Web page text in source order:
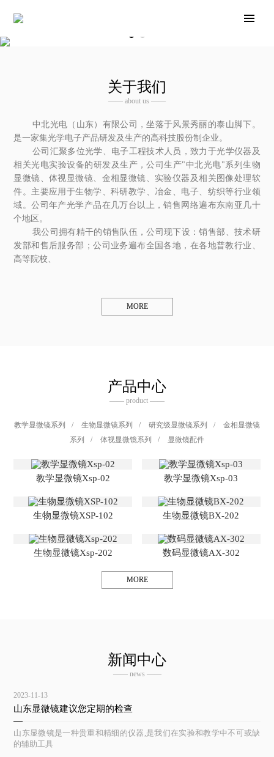
关于我们
—— about us ——
中北光电（山东）有限公司，坐落于风景秀丽的泰山脚下。
是一家集光学电子产品研发及生产的高科技股份制企业。
公司汇聚多位光学、电子工程技术人员，致力于光学仪器及
相关光电实验设备的研发及生产，公司生产"中北光电"系列生物
显微镜、体视显微镜、金相显微镜、实验仪器及相关图像处理软
件。主要应用于生物学、科研教学、冶金、电子、纺织等行业领
域。公司年产光学产品在几万台以上，销售网络遍布东南亚几十
个地区。
我公司拥有精干的销售队伍，公司现下设：销售部、技术研
发部和售后服务部；公司业务遍布全国各地，在各地普教行业、
高等院校、
MORE
产品中心
—— product ——
教学显微镜系列 / 生物显微镜系列 / 研究级显微镜系列 /
金相显微镜
系列
/ 体视显微镜系列 / 显微镜配件
教学显微镜Xsp-02 教学显微镜Xsp-03
生物显微镜XSP-102 生物显微镜BX-202
生物显微镜Xsp-202 数码显微镜AX-302
MORE
新闻中心
—— news ——
2023-11-13
山东显微镜建议您定期的检查
山东显微镜是一种贵重和精细的仪器,是我们在实验和教学中不可或缺
的辅助工具